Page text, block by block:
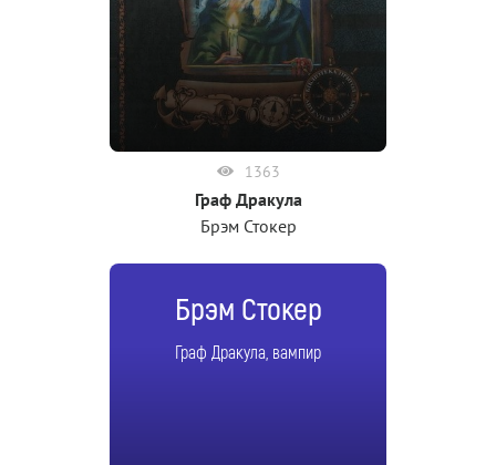
1363
Граф Дракула
Брэм Стокер
Брэм Стокер
Граф Дракула, вампир